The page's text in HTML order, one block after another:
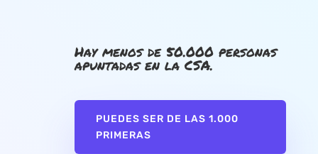
Hay menos de 50.000 personas
apuntadas en la CSA.
PUEDES SER DE LAS 1.000
PRIMERAS